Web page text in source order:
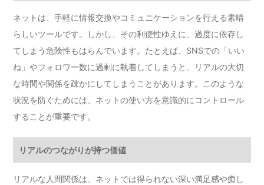
ネットは、手軽に情報交換やコミュニケーションを行える素晴
らしいツールです。しかし、その利便性ゆえに、過度に依存し
てしまう危険性もはらんでいます。たとえば、SNSでの「いい
ね」やフォロワー数に過剰に執着してしまうと、リアルの大切
な時間や関係を疎かにしてしまうことがあります。このような
状況を防ぐためには、ネットの使い方を意識的にコントロール
することが重要です。
リアルのつながりが持つ価値
リアルな人間関係は、ネットでは得られない深い満足感や癒し